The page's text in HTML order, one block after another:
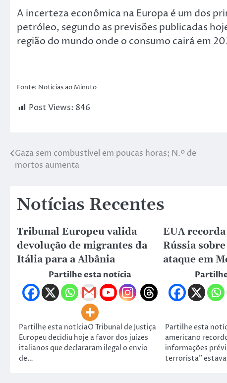
A incerteza econômica na Europa é um dos
petróleo, segundo as previsões publicadas
região do mundo onde o consumo cairá em
Fonte: Notícias ao Minuto
Post Views: 846
Gaza sem combustível em poucas horas; N.º de
mortos aumenta
Notícias Recentes
Tribunal Europeu valida
devolução de migrantes da
Itália para a Albânia
Partilhe esta notícia
Partilhe esta notíciaO Tribunal de Justiça
Europeu decidiu hoje a favor dos juízes
italianos que declararam ilegal o envio
de…
EUA
Rússia
ataque em
Partilhe esta
americano
informações
terrorista”